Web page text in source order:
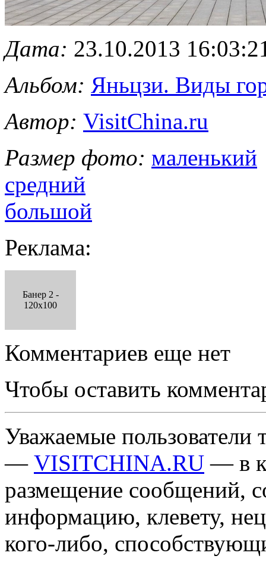
Дата: 23.10.2013
Альбом: Яньцзи. Виды
Автор: VisitChina.ru
Размер фото: маленький
средний
большой
Реклама:
Банер 2 -
120x100
Комментариев еще нет
Чтобы оставить
Уважаемые пользователи
— VISITCHINA.RU — в
размещение сообщений,
информацию, клевету,
кого-либо,